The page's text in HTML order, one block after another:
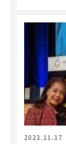
は、持続的
ている女性
る機関を表
月3日から6
なる選考委
賞者を決定しました。 表彰
（日）にテ
本 和仁 理事
を受け取る太田教授 関係者との記念
者賞（科学技術
のBeyond 5G
活用するた
RIS（
2023.11.17